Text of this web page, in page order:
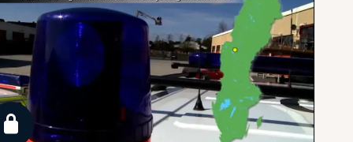
Låst reportage